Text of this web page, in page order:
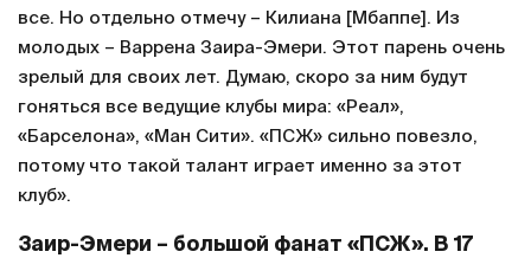
все. Но отдельно отмечу – Килиана [Мбаппе]. Из
молодых – Варрена Заира-Эмери. Этот парень очень
зрелый для своих лет. Думаю, скоро за ним будут
гоняться все ведущие клубы мира: «Реал»,
«Барселона», «Ман Сити». «ПСЖ» сильно повезло,
потому что такой талант играет именно за этот
клуб».
Заир-Эмери – большой фанат «ПСЖ». В 17